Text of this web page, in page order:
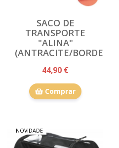
SACO DE
TRANSPORTE
"ALINA"
(ANTRACITE/BORDEAUX)
44,90 €
Comprar
NOVIDADE